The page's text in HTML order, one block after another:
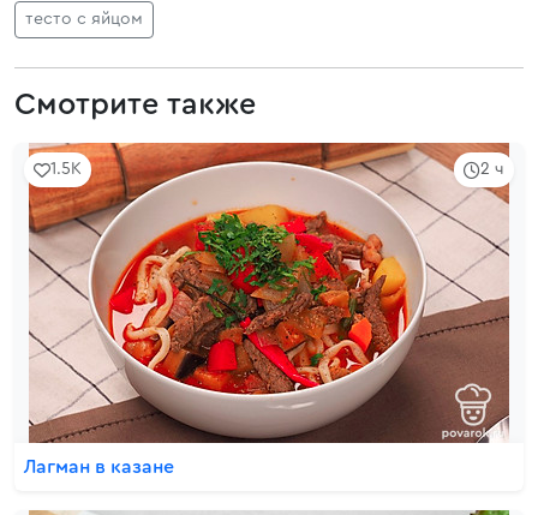
тесто с яйцом
Смотрите также
2 ч
1.5K
Лагман в казане